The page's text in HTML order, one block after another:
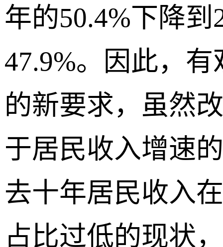
年的50.4%下降
47.9%。因此，
的新要求，虽然
于居民收入增速
去十年居民收入
占比过低的现状